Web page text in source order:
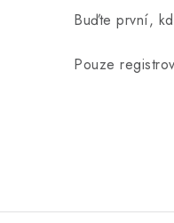
Buďte první,
Pouze